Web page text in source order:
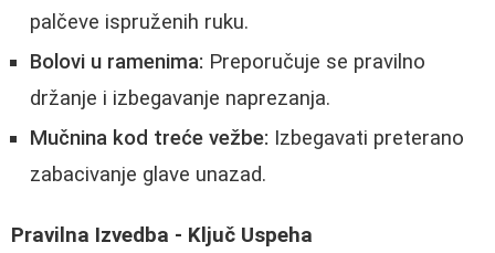
palčeve ispruženih ruku.
Bolovi u ramenima: Preporučuje se pravilno
držanje i izbegavanje naprezanja.
Mučnina kod treće vežbe: Izbegavati preterano
zabacivanje glave unazad.
Pravilna Izvedba - Ključ Uspeha